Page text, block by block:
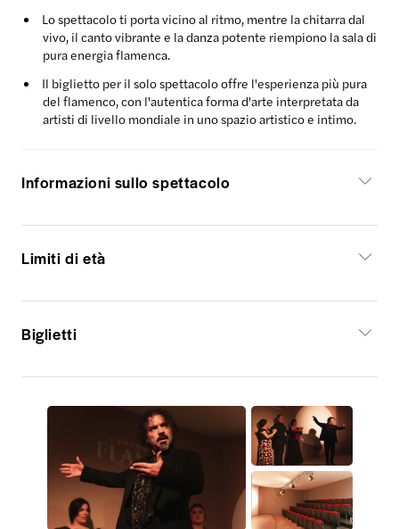
Lo spettacolo ti porta vicino al ritmo, mentre la chitarra dal
vivo, il canto vibrante e la danza potente riempiono la sala di
pura energia flamenca.
Il biglietto per il solo spettacolo offre l'esperienza più pura
del flamenco, con l'autentica forma d'arte interpretata da
artisti di livello mondiale in uno spazio artistico e intimo.
Informazioni sullo spettacolo
Limiti di età
Biglietti